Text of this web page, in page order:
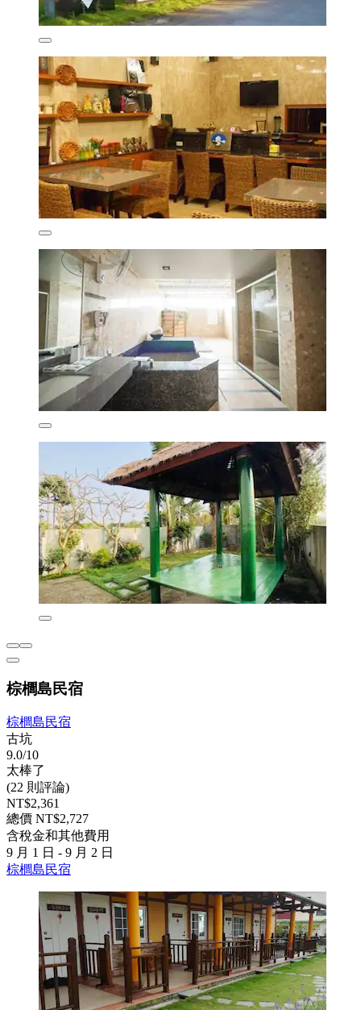
棕櫚島民宿
棕櫚島民宿
古坑
9.0/10
太棒了
(22 則評論)
NT$2,361
總價 NT$2,727
含稅金和其他費用
9 月 1 日 - 9 月 2 日
棕櫚島民宿